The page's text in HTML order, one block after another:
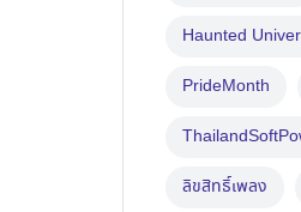
Haunted
PrideMonth
ลิขสิทธิ์เพลง